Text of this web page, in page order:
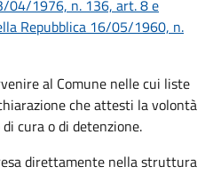
04/1976, n. 136, art. 8 e
Repubblica 16/05/1960, n.
al Comune nelle cui liste
che attesti la volontà
cura o di detenzione.
direttamente nella struttura